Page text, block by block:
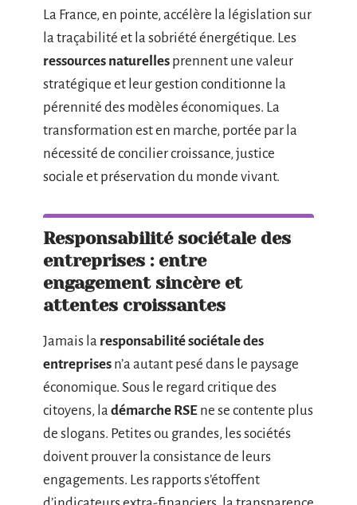
La France, en pointe, accélère la législation sur
la traçabilité et la sobriété énergétique. Les
ressources naturelles prennent une valeur
stratégique et leur gestion conditionne la
pérennité des modèles économiques. La
transformation est en marche, portée par la
nécessité de concilier croissance, justice
sociale et préservation du monde vivant.
Responsabilité sociétale des
entreprises : entre
engagement sincère et
attentes croissantes
Jamais la responsabilité sociétale des
entreprises n’a autant pesé dans le paysage
économique. Sous le regard critique des
citoyens, la démarche RSE ne se contente plus
de slogans. Petites ou grandes, les sociétés
doivent prouver la consistance de leurs
engagements. Les rapports s’étoffent